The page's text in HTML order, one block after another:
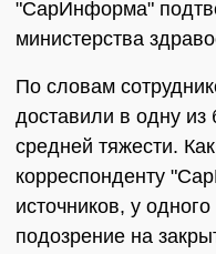
"СарИнформа"
министерства
По словам
доставили в одну из
средней тяжести.
корреспонденту
источников, у
подозрение на